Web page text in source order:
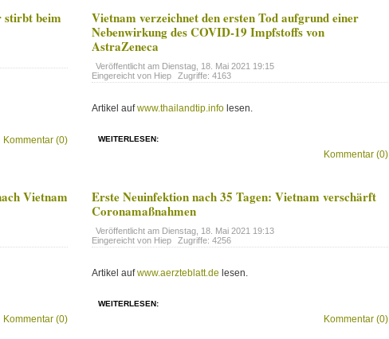
stirbt beim
Kommentar (0)
Vietnam verzeichnet den ersten Tod aufgrund einer
Nebenwirkung des COVID-19 Impfstoffs von
AstraZeneca
Veröffentlicht am Dienstag, 18. Mai 2021 19:15
Eingereicht von Hiep
Zugriffe: 4163
Artikel aufwww.thailandtip.info lesen.
WEITERLESEN:
Kommentar (0)
Vietnam
Kommentar (0)
Erste Neuinfektion nach 35 Tagen: Vietnam verschärft
Coronamaßnahmen
Veröffentlicht am Dienstag, 18. Mai 2021 19:13
Eingereicht von Hiep
Zugriffe: 4256
Artikel aufwww.aerzteblatt.de lesen.
WEITERLESEN:
Kommentar (0)